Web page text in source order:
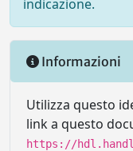
indicazione.
Informazioni
Utilizza questo
link a questo
https://